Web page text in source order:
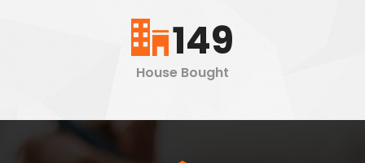
149
House Bought